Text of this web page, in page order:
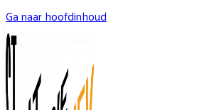
Ga naar hoofdinhoud